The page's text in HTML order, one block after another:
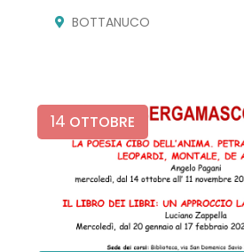
BOTTANUCO
14 OTTOBRE